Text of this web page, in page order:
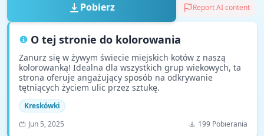
Pobierz Report AI content
O tej stronie do kolorowania
Zanurz się w żywym świecie miejskich kotów z naszą
kolorowanką! Idealna dla wszystkich grup wiekowych, ta
strona oferuje angażujący sposób na odkrywanie
tętniących życiem ulic przez sztukę.
Kreskówki
Jun 5, 2025
199 Pobierania